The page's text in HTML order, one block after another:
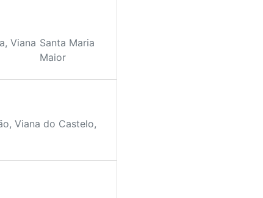
Viana Santa Maria
Maior
Viana do Castelo,